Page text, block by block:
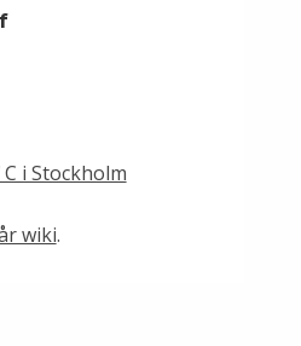
i Stockholm
wiki.